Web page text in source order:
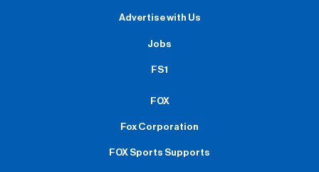
Advertise with Us
Jobs
FS1
FOX
Fox Corporation
FOX Sports Supports